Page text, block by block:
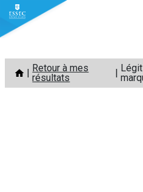
Aller
contenu
Retour à mes
résultats